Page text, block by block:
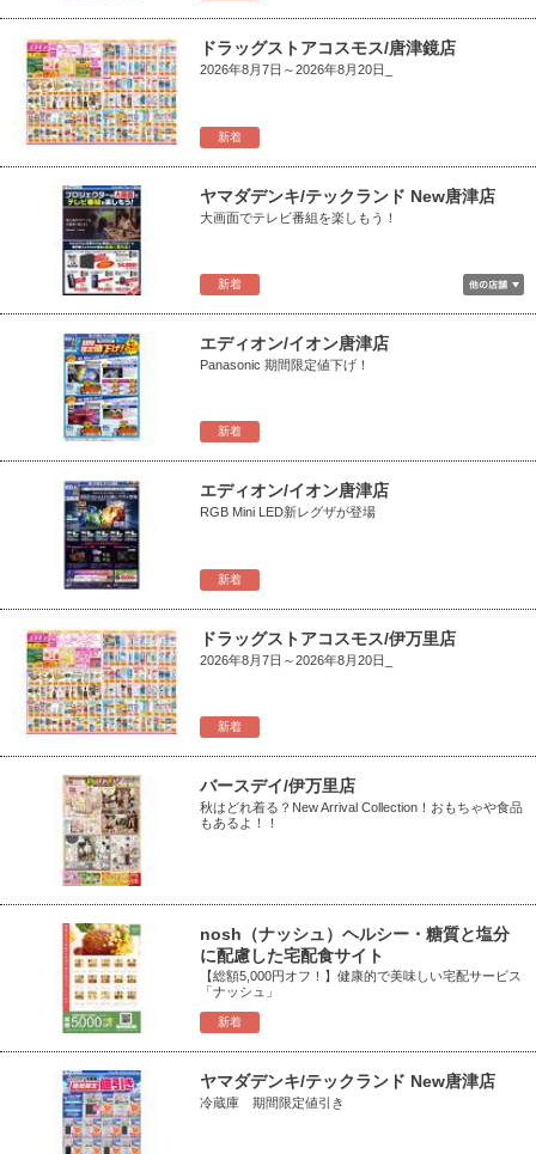
新着
ドラッグストアコスモス/唐津鏡店
2026年8月7日～2026年8月20日_
新着
ヤマダデンキ/テックランド New唐津店
大画面でテレビ番組を楽しもう！
新着
エディオン/イオン唐津店
Panasonic 期間限定値下げ！
新着
エディオン/イオン唐津店
RGB Mini LED新レグザが登場
新着
ドラッグストアコスモス/伊万里店
2026年8月7日～2026年8月20日_
バースデイ/伊万里店
秋はどれ着る？New Arrival Collection！おもちゃや食品
もあるよ！！
新着
nosh（ナッシュ）ヘルシー・糖質と塩分
に配慮した宅配食サイト
【総額5,000円オフ！】健康的で美味しい宅配サービス
「ナッシュ」
ヤマダデンキ/テックランド New唐津店
冷蔵庫 期間限定値引き